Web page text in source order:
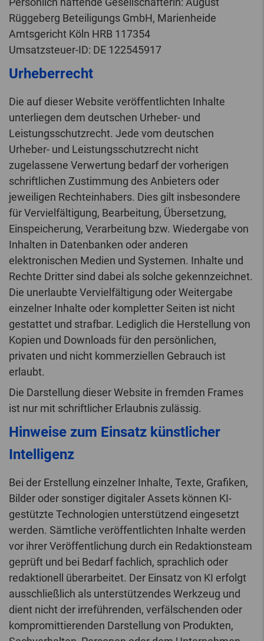
Rüggeberg Beteiligungs GmbH, Marienheide
Amtsgericht Köln HRB 117354
Umsatzsteuer-ID: DE 122545917
Urheberrecht
Die auf dieser Website veröffentlichten Inhalte
unterliegen dem deutschen Urheber- und
Leistungsschutzrecht. Jede vom deutschen
Urheber- und Leistungsschutzrecht nicht
zugelassene Verwertung bedarf der vorherigen
schriftlichen Zustimmung des Anbieters oder
jeweiligen Rechteinhabers. Dies gilt insbesondere
für Vervielfältigung, Bearbeitung, Übersetzung,
Einspeicherung, Verarbeitung bzw. Wiedergabe von
Inhalten in Datenbanken oder anderen
elektronischen Medien und Systemen. Inhalte und
Rechte Dritter sind dabei als solche gekennzeichnet.
Die unerlaubte Vervielfältigung oder Weitergabe
einzelner Inhalte oder kompletter Seiten ist nicht
gestattet und strafbar. Lediglich die Herstellung von
Kopien und Downloads für den persönlichen,
privaten und nicht kommerziellen Gebrauch ist
erlaubt.
Die Darstellung dieser Website in fremden Frames
ist nur mit schriftlicher Erlaubnis zulässig.
Hinweise zum Einsatz künstlicher
Intelligenz
Bei der Erstellung einzelner Inhalte, Texte, Grafiken,
Bilder oder sonstiger digitaler Assets können KI-
gestützte Technologien unterstützend eingesetzt
werden. Sämtliche veröffentlichten Inhalte werden
vor ihrer Veröffentlichung durch ein Redaktionsteam
geprüft und bei Bedarf fachlich, sprachlich oder
redaktionell überarbeitet. Der Einsatz von KI erfolgt
ausschließlich als unterstützendes Werkzeug und
dient nicht der irreführenden, verfälschenden oder
kompromittierenden Darstellung von Produkten,